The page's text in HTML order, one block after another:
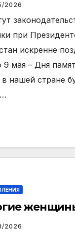
2026
при
искренне
9 мая – Дня
в нашей стране
2026